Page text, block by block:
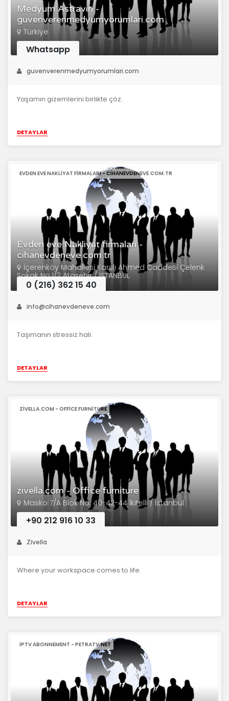
Medyum Astravin -
guvenverenmedyumyorumlari.com
Türkiye
Whatsapp
guvenverenmedyumyorumlari.com
Yaşamın gizemlerini birlikte çöz.
DETAYLAR
Evden eve Nakliyat firmaları -
cihanevdeneve.com.tr
EVDEN EVE NAKLIYAT FIRMALARI - CIHANEVDENEVE.COM.TR
İçerenköy Mahallesi Karslı Ahmed Caddesi Çelenk
Sokak No:1/2 Ataşehir / İSTANBUL
0 (216) 362 15 40
info@cihanevdeneve.com
Taşımanın stressiz hali.
DETAYLAR
zivella.com - Office furniture
ZIVELLA.COM - OFFICE FURNITURE
Masko 7/A Blok No: 40-42-44 İkitelli / İstanbul
+90 212 916 10 33
Zivella
Where your workspace comes to life.
DETAYLAR
IPTV ABONNEMENT - PETRATV.NET